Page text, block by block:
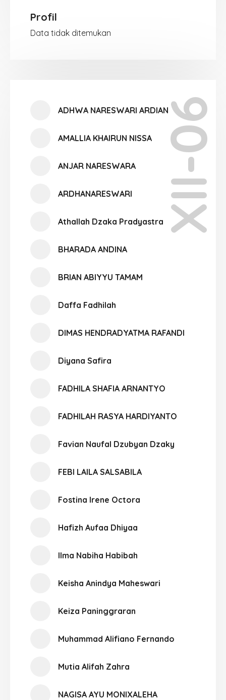
Profil
Data tidak ditemukan
XII-06
ADHWA NARESWARI ARDIAN
AMALLIA KHAIRUN NISSA
ANJAR NARESWARA
ARDHANARESWARI
Athallah Dzaka Pradyastra
BHARADA ANDINA
BRIAN ABIYYU TAMAM
Daffa Fadhilah
DIMAS HENDRADYATMA RAFANDI
Diyana Safira
FADHILA SHAFIA ARNANTYO
FADHILAH RASYA HARDIYANTO
Favian Naufal Dzubyan Dzaky
FEBI LAILA SALSABILA
Fostina Irene Octora
Hafizh Aufaa Dhiyaa
Ilma Nabiha Habibah
Keisha Anindya Maheswari
Keiza Paninggraran
Muhammad Alifiano Fernando
Mutia Alifah Zahra
NAGISA AYU MONIXALEHA